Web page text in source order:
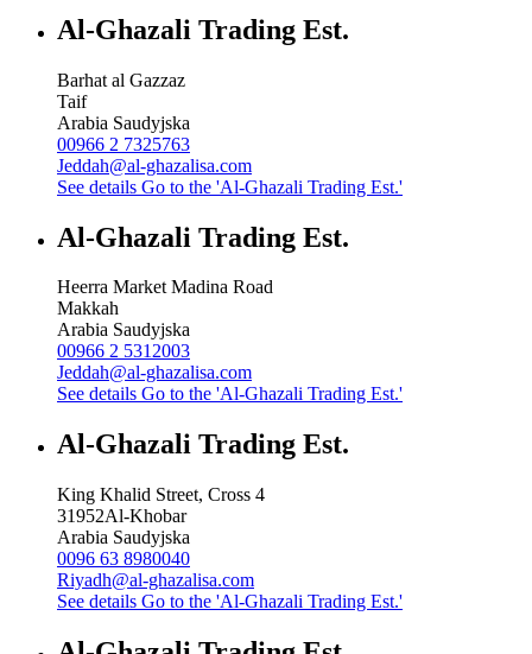
Al-Ghazali Trading Est.
Barhat al Gazzaz
Taif
Arabia Saudyjska
00966 2 7325763
Jeddah@al-ghazalisa.com
See details Go to the 'Al-Ghazali Trading Est.'
Al-Ghazali Trading Est.
Heerra Market Madina Road
Makkah
Arabia Saudyjska
00966 2 5312003
Jeddah@al-ghazalisa.com
See details Go to the 'Al-Ghazali Trading Est.'
Al-Ghazali Trading Est.
King Khalid Street, Cross 4
31952Al-Khobar
Arabia Saudyjska
0096 63 8980040
Riyadh@al-ghazalisa.com
See details Go to the 'Al-Ghazali Trading Est.'